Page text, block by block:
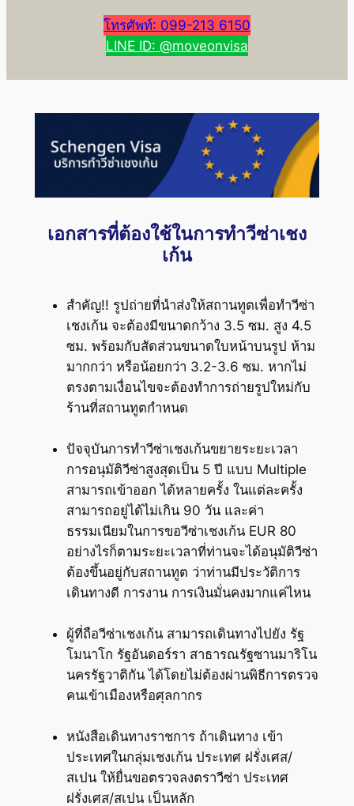
โทรศัพท์: 099-213 6150
LINE ID: @moveonvisa
เอกสารที่ต้องใช้ในการทำวีซ่าเชง
เก้น
สำคัญ!! รูปถ่ายที่นำส่งให้สถานทูตเพื่อทำวีซ่า
เชงเก้น จะต้องมีขนาดกว้าง 3.5 ซม. สูง 4.5
ซม. พร้อมกับสัดส่วนขนาดใบหน้าบนรูป ห้าม
มากกว่า หรือน้อยกว่า 3.2-3.6 ซม. หากไม่
ตรงตามเงื่อนไขจะต้องทำการถ่ายรูปใหม่กับ
ร้านที่สถานทูตกำหนด
ปัจจุบันการทำวีซ่าเชงเก้นขยายระยะเวลา
การอนุมัติวีซ่าสูงสุดเป็น 5 ปี แบบ Multiple
สามารถเข้าออก ได้หลายครั้ง ในแต่ละครั้ง
สามารถอยู่ได้ไม่เกิน 90 วัน และค่า
ธรรมเนียมในการขอวีซ่าเชงเก้น EUR 80
อย่างไรก็ตามระยะเวลาที่ท่านจะได้อนุมัติวีซ่า
ต้องขึ้นอยู่กับสถานทูต ว่าท่านมีประวัติการ
เดินทางดี การงาน การเงินมั่นคงมากแค่ไหน
ผู้ที่ถือวีซ่าเชงเก้น สามารถเดินทางไปยัง รัฐ
โมนาโก รัฐอันดอร์รา สาธารณรัฐซานมาริโน
นครรัฐวาติกัน ได้โดยไม่ต้องผ่านพิธีการตรวจ
คนเข้าเมืองหรือศุลกากร
หนังสือเดินทางราชการ ถ้าเดินทาง เข้า
ประเทศในกลุ่มเชงเก้น ประเทศ ฝรั่งเศส/
สเปน ให้ยื่นขอตรวจลงตราวีซ่า ประเทศ
ฝรั่งเศส/สเปน เป็นหลัก